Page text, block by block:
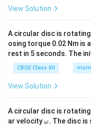
View Solution
A circular disc is
osing torque 0.02 Nm is
rest in 5 seconds. The
CBSE Class XII
View Solution
A circular disc is
ar velocity\o
ω. The disc is